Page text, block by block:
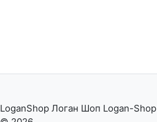
LoganShop Логан Шоп Logan-Shop